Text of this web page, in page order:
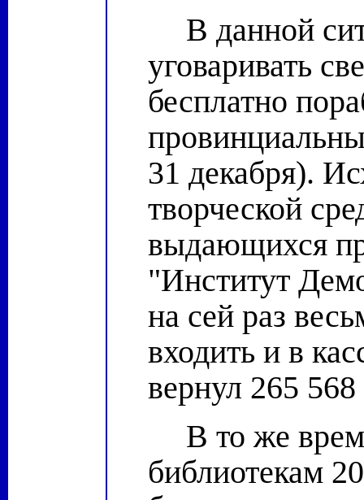
В данной
уговаривать
бесплатно
31 декабря).
творческой
выдающихся
"Институт
на сей раз
входить и в
вернул 265 568
В то же
библиотекам